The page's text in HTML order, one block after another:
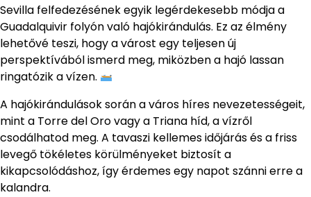
Sevilla felfedezésének egyik legérdekesebb módja a
Guadalquivir folyón való hajókirándulás. Ez az élmény
lehetővé teszi, hogy a várost egy teljesen új
perspektívából ismerd meg, miközben a hajó lassan
ringatózik a vízen.
A hajókirándulások során a város híres nevezetességeit,
mint a Torre del Oro vagy a Triana híd, a vízről
csodálhatod meg. A tavaszi kellemes időjárás és a friss
levegő tökéletes körülményeket biztosít a
kikapcsolódáshoz, így érdemes egy napot szánni erre a
kalandra.